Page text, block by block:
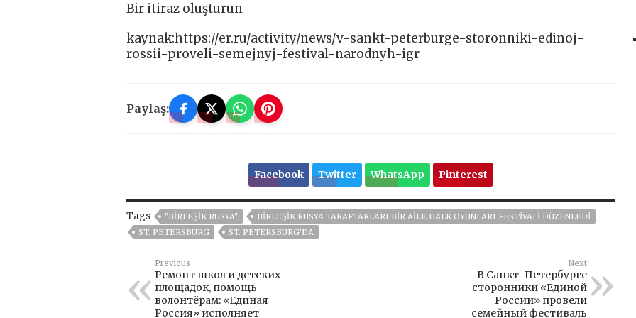
Bir itiraz oluşturun
kaynak:https://er.ru/activity/news/v-sankt-peterburge-storonniki-edinoj-
rossii-proveli-semejnyj-festival-narodnyh-igr
Paylaş:
Facebook Twitter WhatsApp Pinterest
Tags "BIRLEŞIK RUSYA"
BIRLEŞIK RUSYA TARAFTARLARI BIR AILE HALK OYUNLARI FESTIVALI DÜZENLEDI
ST. PETERSBURG
ST. PETERSBURG'DA
Previous
Ремонт школ и детских
площадок, помощь
волонтёрам: «Единая
Россия» исполняет
Next
В Санкт-Петербурге
сторонники «Единой
России» провели
семейный фестиваль